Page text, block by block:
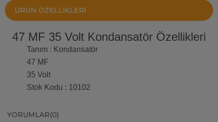
ÜRÜN ÖZELLIKLERI
47 MF 35 Volt Kondansatör Özellikleri
Tanım : Kondansatör
47 MF
35 Volt
Stok Kodu : 10102
YORUMLAR(0)